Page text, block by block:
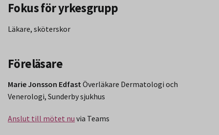
Fokus för yrkesgrupp
Läkare, sköterskor
Föreläsare
Marie Jonsson Edfast Överläkare Dermatologi och
Venerologi, Sunderby sjukhus
Anslut till mötet nu via Teams